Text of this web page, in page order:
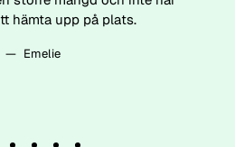
hämta upp på plats.
Emelie